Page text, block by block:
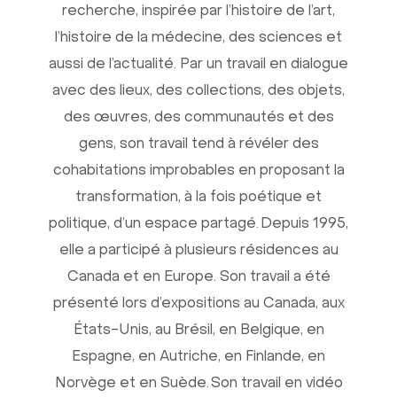
recherche, inspirée par l’histoire de l’art,
l’histoire de la médecine, des sciences et
aussi de l’actualité. Par un travail en dialogue
avec des lieux, des collections, des objets,
des œuvres, des communautés et des
gens, son travail tend à révéler des
cohabitations improbables en proposant la
transformation, à la fois poétique et
politique, d’un espace partagé. Depuis 1995,
elle a participé à plusieurs résidences au
Canada et en Europe. Son travail a été
présenté lors d’expositions au Canada, aux
États-Unis, au Brésil, en Belgique, en
Espagne, en Autriche, en Finlande, en
Norvège et en Suède. Son travail en vidéo